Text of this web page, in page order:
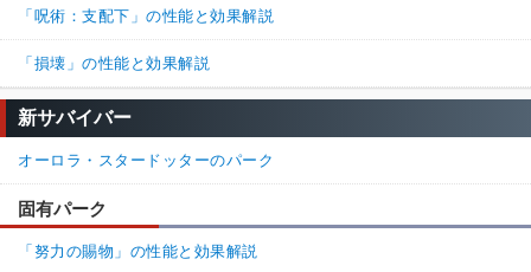
「呪術：支配下」の性能と効果解説
「損壊」の性能と効果解説
新サバイバー
オーロラ・スタードッターのパーク
固有パーク
「努力の賜物」の性能と効果解説